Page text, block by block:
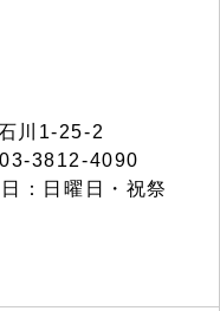
川1-25-2
3812-4090
：日曜日・祝祭